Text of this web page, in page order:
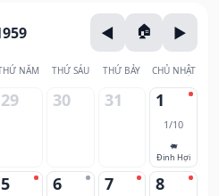
NĂM THỨ SÁU THỨ BẢY CHỦ NHẬT
29 30 31 1
1/10
🐖
Đinh Hợi
5 6 7 8